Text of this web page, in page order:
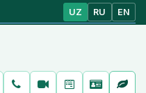
UZ RU EN